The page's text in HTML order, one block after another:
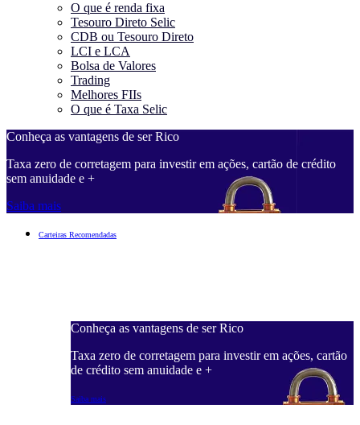
O que é renda fixa
Tesouro Direto Selic
CDB ou Tesouro Direto
LCI e LCA
Bolsa de Valores
Trading
Melhores FIIs
O que é Taxa Selic
Conheça as vantagens de ser Rico
Taxa zero de corretagem para investir em ações, cartão de crédito
sem anuidade e +
Saiba mais
Carteiras Recomendadas
Conheça as vantagens de ser Rico
Taxa zero de corretagem para investir em ações, cartão
de crédito sem anuidade e +
Saiba mais